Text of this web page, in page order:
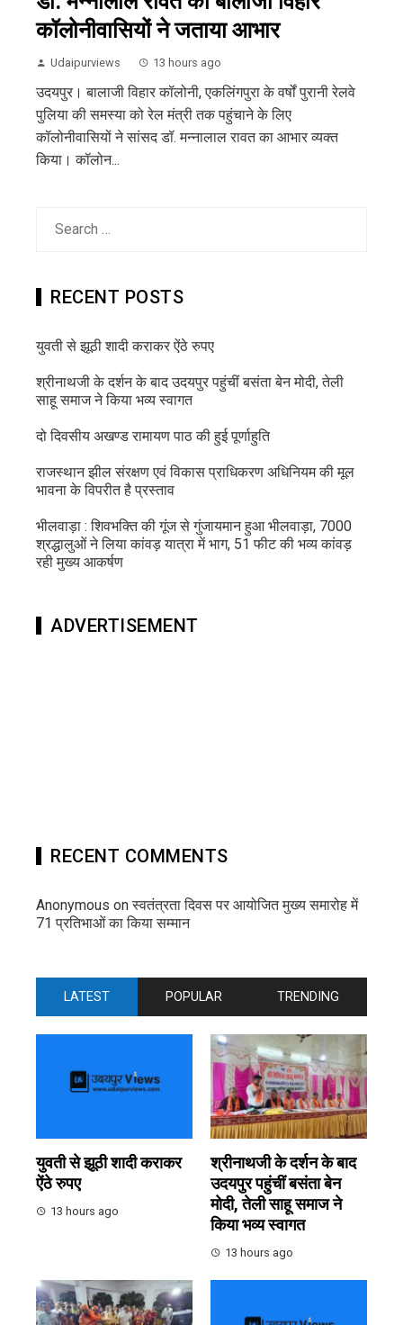
कॉलोनीवासियों ने जताया आभार
Udaipurviews 13 hours ago
उदयपुर। बालाजी विहार कॉलोनी, एकलिंगपुरा के वर्षों पुरानी रेलवे
पुलिया की समस्या को रेल मंत्री तक पहुंचाने के लिए
कॉलोनीवासियों ने सांसद डॉ. मन्नालाल रावत का आभार व्यक्त
किया। कॉलोन...
RECENT POSTS
युवती से झूठी शादी कराकर ऐंठे रुपए
श्रीनाथजी के दर्शन के बाद उदयपुर पहुंचीं बसंता बेन मोदी, तेली
साहू समाज ने किया भव्य स्वागत
दो दिवसीय अखण्ड रामायण पाठ की हुई पूर्णाहुति
राजस्थान झील संरक्षण एवं विकास प्राधिकरण अधिनियम की मूल
भावना के विपरीत है प्रस्ताव
भीलवाड़ा : शिवभक्ति की गूंज से गुंजायमान हुआ भीलवाड़ा, 7000
श्रद्धालुओं ने लिया कांवड़ यात्रा में भाग, 51 फीट की भव्य कांवड़
रही मुख्य आकर्षण
ADVERTISEMENT
RECENT COMMENTS
Anonymous onस्वतंत्रता दिवस पर आयोजित मुख्य समारोह में
71 प्रतिभाओं का किया सम्मान
LATEST POPULAR TRENDING
युवती से झूठी शादी कराकर
ऐंठे रुपए
13 hours ago
श्रीनाथजी के दर्शन के बाद
उदयपुर पहुंचीं बसंता बेन
मोदी, तेली साहू समाज ने
किया भव्य स्वागत
13 hours ago